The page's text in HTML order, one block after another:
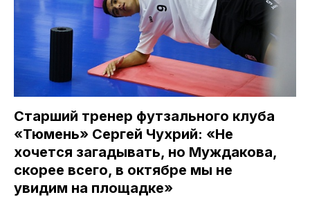
Старший тренер футзального клуба
«Тюмень» Сергей Чухрий: «Не
хочется загадывать, но Муждакова,
скорее всего, в октябре мы не
увидим на площадке»